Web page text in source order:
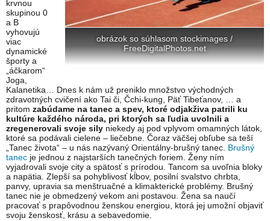
obrázok so súhlasom stockimages /
FreeDigitalPhotos.net
krvnou
skupinou 0
a B
vyhovujú
viac
dynamické
športy a
„áčkarom“
Joga,
Kalanetika… Dnes k nám už preniklo množstvo východných
zdravotných cvičení ako Tai či, Čchi-kung, Päť Tibeťanov, … a
pritom zabúdame na tanec a spev, ktoré odjakživa patrili ku
kultúre každého národa, pri ktorých sa ľudia uvolnili a
zregenerovali svoje sily niekedy aj pod vplyvom omamných látok,
ktoré sa podávali cielene – liečebne. Čoraz väčšej obľube sa teší
„Tanec života“ – u nás nazývaný Orientálny-brušný tanec. Brušný
tanec je jednou z najstarších tanečných foriem. Ženy ním
vyjadrovali svoje city a spätosť s prírodou. Tancom sa uvoľnia bloky
a napätia. Zlepší sa pohyblivosť kĺbov, posilní svalstvo chrbta,
panvy, upravia sa menštruačné a klimakterické problémy. Brušný
tanec nie je obmedzený vekom ani postavou. Žena sa naučí
pracovať s prapôvodnou ženskou energiou, ktorá jej umožní objaviť
svoju ženskosť, krásu a sebavedomie.